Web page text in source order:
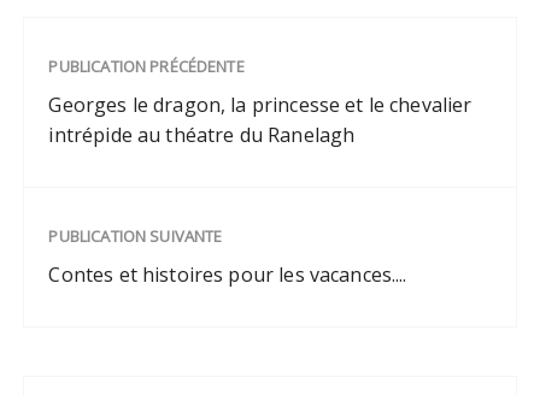
PUBLICATION PRÉCÉDENTE
Georges le dragon, la princesse et le chevalier
intrépide au théatre du Ranelagh
PUBLICATION SUIVANTE
Contes et histoires pour les vacances....